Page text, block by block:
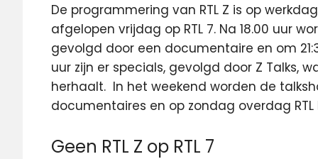
De programmering van RTL Z is op
afgelopen vrijdag op RTL 7. Na 18.00 uur
gevolgd door een documentaire en om
uur zijn er specials, gevolgd door Z Talks,
herhaalt. In het weekend worden de
documentaires en op zondag overdag RTL
Geen RTL Z op RTL 7